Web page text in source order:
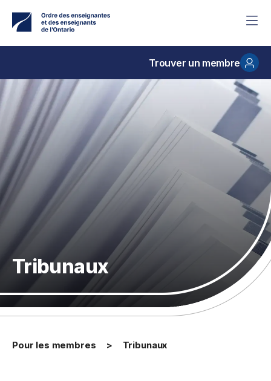
contenu
Trouver un membre
Tribunaux
Pour les membres Tribunaux